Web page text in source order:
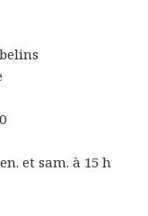
et sam. à 15 h